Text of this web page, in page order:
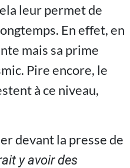
leur permet de
En effet, en
mais sa prime
Pire encore, le
à ce niveau,
devant la presse de
y avoir des